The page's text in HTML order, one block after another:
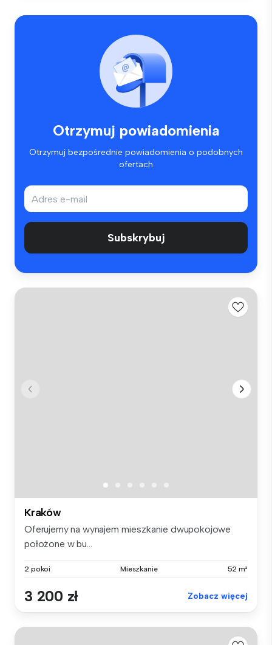
Otrzymuj powiadomienia
Otrzymuj bezpośrednie powiadomienia o podobnych
ofertach
Subskrybuj
Kraków
Oferujemy na wynajem mieszkanie dwupokojowe
położone w bu...
2 pokoi Mieszkanie 52 m²
3 200 zł Zobacz więcej